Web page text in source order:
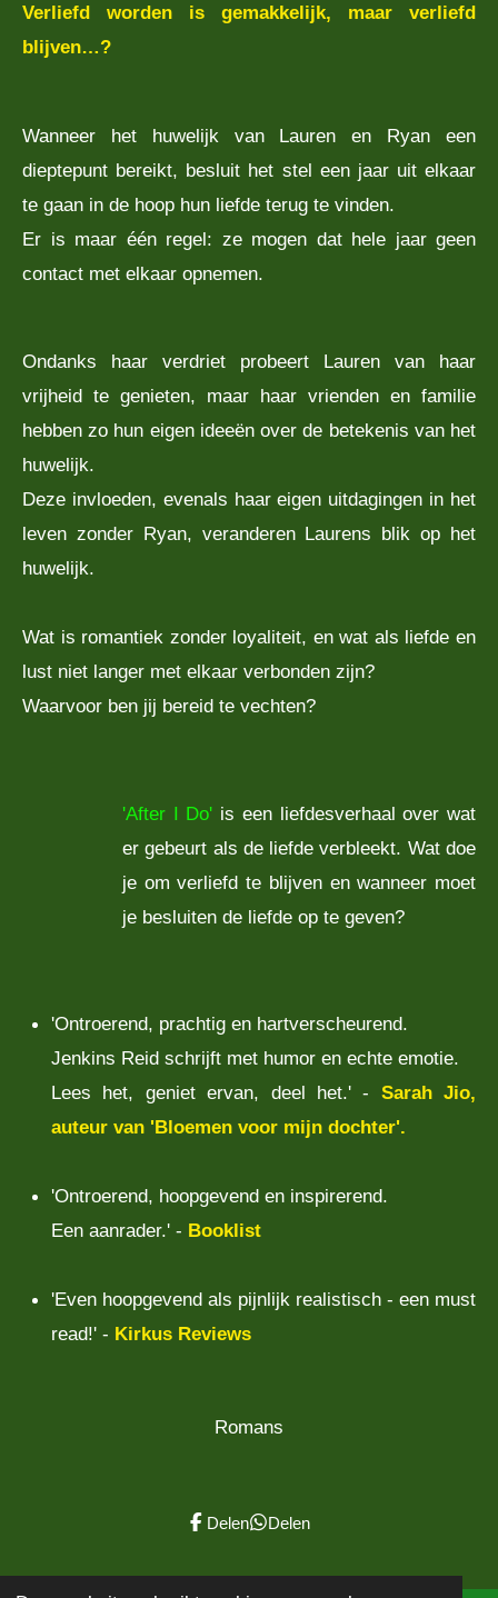
Verliefd worden is gemakkelijk, maar verliefd
blijven…?
Wanneer het huwelijk van Lauren en Ryan een
dieptepunt bereikt, besluit het stel een jaar uit elkaar
te gaan in de hoop hun liefde terug te vinden.
Er is maar één regel: ze mogen dat hele jaar geen
contact met elkaar opnemen.
Ondanks haar verdriet probeert Lauren van haar
vrijheid te genieten, maar haar vrienden en familie
hebben zo hun eigen ideeën over de betekenis van het
huwelijk.
Deze invloeden, evenals haar eigen uitdagingen in het
leven zonder Ryan, veranderen Laurens blik op het
huwelijk.
Wat is romantiek zonder loyaliteit, en wat als liefde en
lust niet langer met elkaar verbonden zijn?
Waarvoor ben jij bereid te vechten?
'After I Do' is een liefdesverhaal over wat
er gebeurt als de liefde verbleekt. Wat doe
je om verliefd te blijven en wanneer moet
je besluiten de liefde op te geven?
'Ontroerend, prachtig en hartverscheurend.
Jenkins Reid schrijft met humor en echte emotie.
Lees het, geniet ervan, deel het.' - Sarah Jio,
auteur van 'Bloemen voor mijn dochter'.
'Ontroerend, hoopgevend en inspirerend.
Een aanrader.' - Booklist
'Even hoopgevend als pijnlijk realistisch - een must
read!' - Kirkus Reviews
Romans
Delen Delen